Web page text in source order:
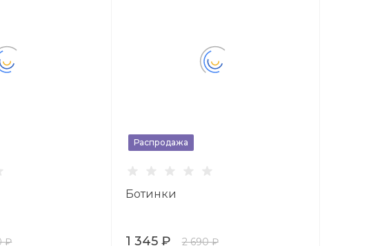
₽
Распродажа
Ботинки
1 345 ₽ 2 690 ₽